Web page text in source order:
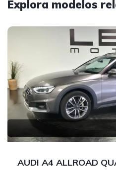
Explora modelos